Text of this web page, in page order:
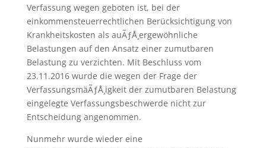
Verfassung wegen geboten ist, bei der
einkommensteuerrechtlichen Berücksichtigung von
Krankheitskosten als auÃƒÅ¸ergewöhnliche
Belastungen auf den Ansatz einer zumutbaren
Belastung zu verzichten. Mit Beschluss vom
23.11.2016 wurde die wegen der Frage der
VerfassungsmäÃƒÅ¸igkeit der zumutbaren Belastung
eingelegte Verfassungsbeschwerde nicht zur
Entscheidung angenommen.
Nunmehr wurde wieder eine